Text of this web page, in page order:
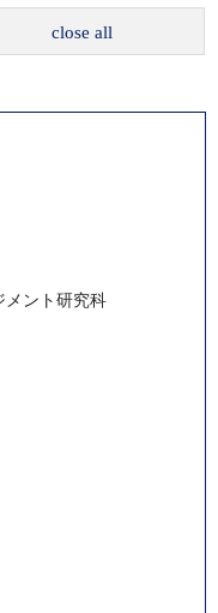
close all
メント研究科